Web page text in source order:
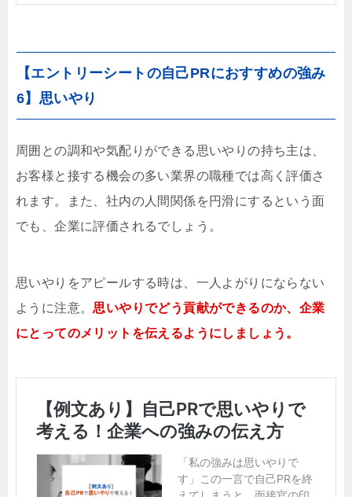
【エントリーシートの自己PRにおすすめの強み
6】思いやり
周囲との調和や気配りができる思いやりの持ち主は、
お客様と接する機会の多い業界の職種では高く評価さ
れます。また、社内の人間関係を円滑にするという面
でも、企業に評価されるでしょう。
思いやりをアピールする時は、一人よがりにならない
ように注意。思いやりでどう貢献ができるのか、企業
にとってのメリットを伝えるようにしましょう。